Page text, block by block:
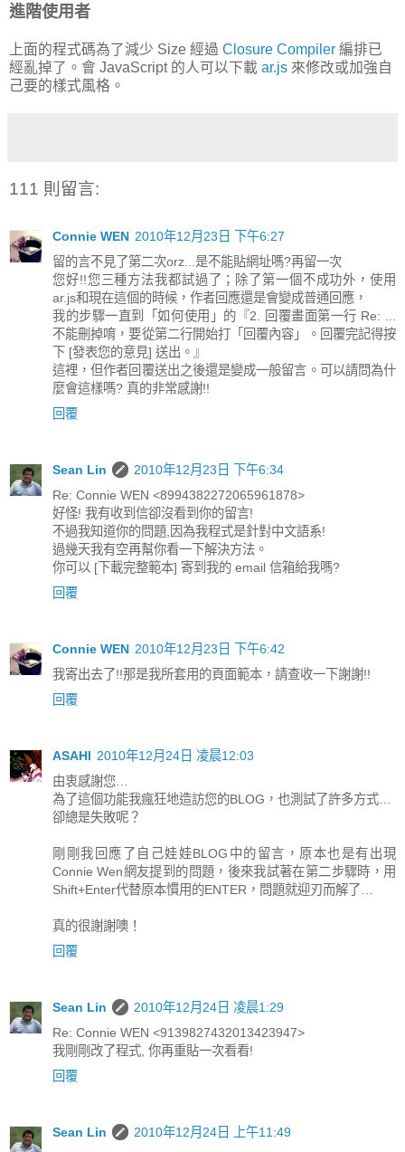
進階使用者
上面的程式碼為了減少 Size 經過 Closure Compiler 編排已
經亂掉了。會 JavaScript 的人可以下載 ar.js 來修改或加強自
己要的樣式風格。
111 則留言:
Connie WEN 2010年12月23日 下午6:27
留的言不見了第二次orz...是不能貼網址嗎?再留一次
您好!!您三種方法我都試過了；除了第一個不成功外，使用
ar.js和現在這個的時候，作者回應還是會變成普通回應，
我的步驟一直到「如何使用」的『2. 回覆畫面第一行 Re: ...
不能刪掉唷，要從第二行開始打「回覆內容」。回覆完記得按
下 [發表您的意見] 送出。』
這裡，但作者回覆送出之後還是變成一般留言。可以請問為什
麼會這樣嗎? 真的非常感謝!!
回覆
Sean Lin
2010年12月23日 下午6:34
Re: Connie WEN <8994382272065961878>
好怪! 我有收到信卻沒看到你的留言!
不過我知道你的問題,因為我程式是針對中文語系!
過幾天我有空再幫你看一下解決方法。
你可以 [下載完整範本] 寄到我的 email 信箱給我嗎?
回覆
Connie WEN 2010年12月23日 下午6:42
我寄出去了!!那是我所套用的頁面範本，請查收一下謝謝!!
回覆
ASAHI 2010年12月24日 凌晨12:03
由衷感謝您…
為了這個功能我瘋狂地造訪您的BLOG，也測試了許多方式…
卻總是失敗呢？
剛剛我回應了自己娃娃BLOG中的留言，原本也是有出現
Connie Wen網友提到的問題，後來我試著在第二步驟時，用
Shift+Enter代替原本慣用的ENTER，問題就迎刃而解了…
真的很謝謝噢！
回覆
Sean Lin
2010年12月24日 凌晨1:29
Re: Connie WEN <9139827432013423947>
我剛剛改了程式, 你再重貼一次看看!
回覆
Sean Lin
2010年12月24日 上午11:49